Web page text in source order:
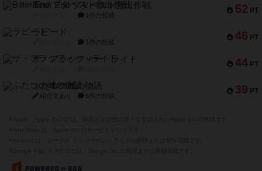
52 PT
Bitter End ブタペスト救出作戦
1件の投稿
46 PT
ラピード
1件の投稿
44 PT
ザ・フラッフィー・ライト
39 PT
ふたつの城の物語
紹介文あり 6件の投稿